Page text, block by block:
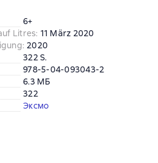
6+
Litres: 11 März 2020
: 2020
322 S.
978-5-04-093043-2
6.3 МБ
322
Эксмо